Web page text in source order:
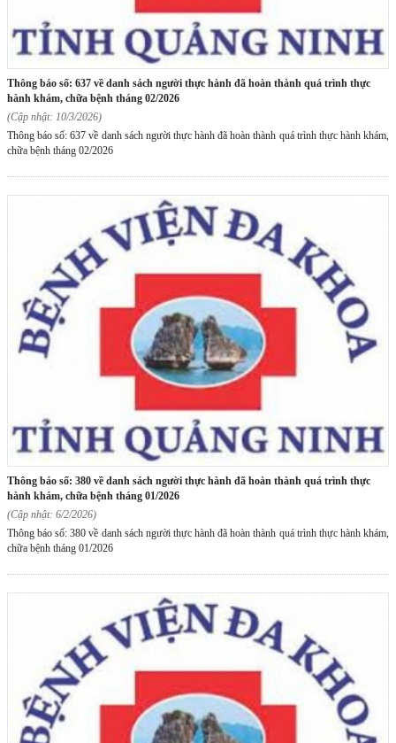
thông báo số: 637 về danh sách người thực hành đã hoàn thành quá trình thực
hành khám, chữa bệnh tháng 02/2026
(Cập nhật: 10/3/2026)
Thông báo số: 637 về danh sách người thực hành đã hoàn thành quá trình thực hành khám,
chữa bệnh tháng 02/2026
thông báo số: 380 về danh sách người thực hành đã hoàn thành quá trình thực
hành khám, chữa bệnh tháng 01/2026
(Cập nhật: 6/2/2026)
Thông báo số: 380 về danh sách người thực hành đã hoàn thành quá trình thực hành khám,
chữa bệnh tháng 01/2026